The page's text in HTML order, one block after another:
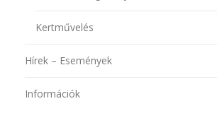
Kertművelés
Hírek – Események
Információk